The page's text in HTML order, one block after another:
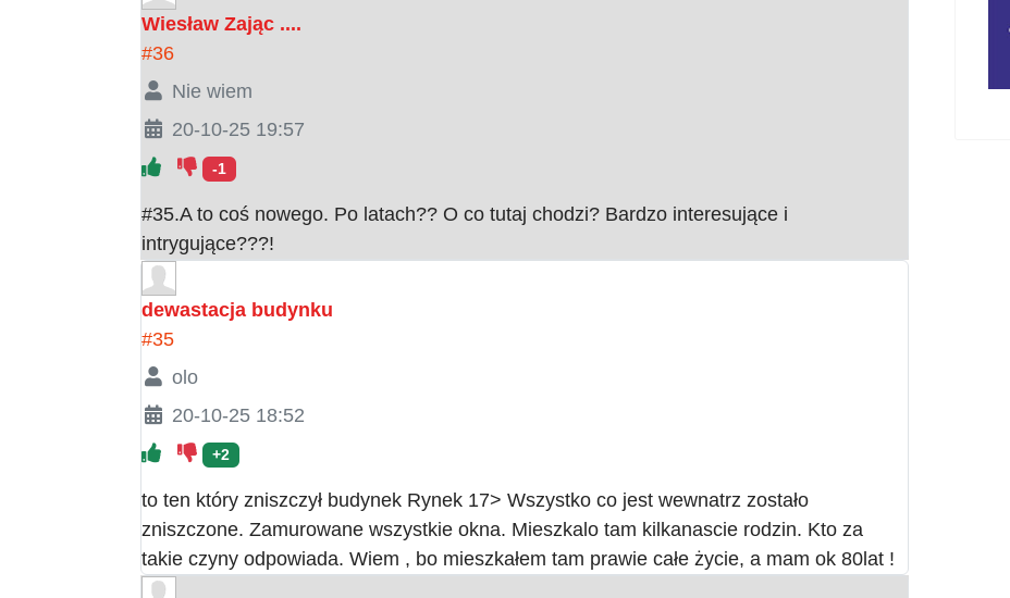
Wiesław Zając ....
#36
Nie wiem
20-10-25 19:57
-1
#35.A to coś nowego. Po latach?? O co tutaj chodzi? Bardzo interesujące i
intrygujące???!
dewastacja budynku
#35
olo
20-10-25 18:52
+2
to ten który zniszczył budynek Rynek 17> Wszystko co jest wewnatrz zostało
zniszczone. Zamurowane wszystkie okna. Mieszkalo tam kilkanascie rodzin. Kto za
takie czyny odpowiada. Wiem , bo mieszkałem tam prawie całe życie, a mam ok 80lat !